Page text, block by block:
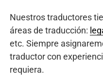
Nuestros traductores
áreas de traducción:
etc. Siempre
traductor con
requiera.